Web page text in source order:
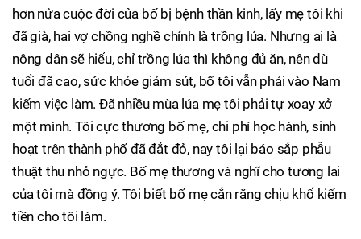
hơn nửa cuộc đời của bố bị bệnh thần kinh, lấy mẹ tôi khi
đã già, hai vợ chồng nghề chính là trồng lúa. Nhưng ai là
nông dân sẽ hiểu, chỉ trồng lúa thì không đủ ăn, nên dù
tuổi đã cao, sức khỏe giảm sút, bố tôi vẫn phải vào Nam
kiếm việc làm. Đã nhiều mùa lúa mẹ tôi phải tự xoay xở
một mình. Tôi cực thương bố mẹ, chi phí học hành, sinh
hoạt trên thành phố đã đắt đỏ, nay tôi lại báo sắp phẫu
thuật thu nhỏ ngực. Bố mẹ thương và nghĩ cho tương lai
của tôi mà đồng ý. Tôi biết bố mẹ cắn răng chịu khổ kiếm
tiền cho tôi làm.